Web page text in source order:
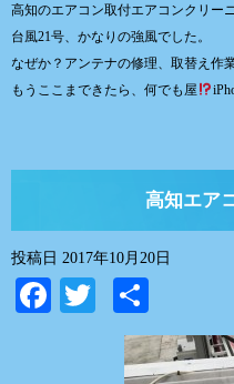
高知のエアコン取付エアコンクリー
台風21号、かなりの強風でした。
なぜか？アンテナの修理、取替え作
もうここまできたら、何でも屋
高知エア
投稿日 2017年10月20日
Facebook
Twitter
有